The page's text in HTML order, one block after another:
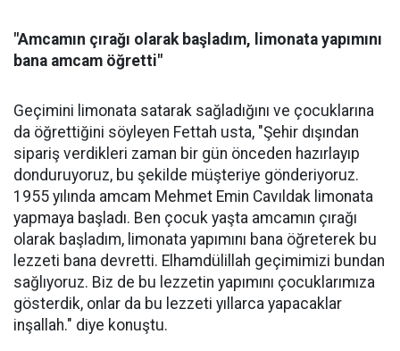
"Amcamın çırağı olarak başladım, limonata yapımını
bana amcam öğretti"
Geçimini limonata satarak sağladığını ve çocuklarına
da öğrettiğini söyleyen Fettah usta, "Şehir dışından
sipariş verdikleri zaman bir gün önceden hazırlayıp
donduruyoruz, bu şekilde müşteriye gönderiyoruz.
1955 yılında amcam Mehmet Emin Cavıldak limonata
yapmaya başladı. Ben çocuk yaşta amcamın çırağı
olarak başladım, limonata yapımını bana öğreterek bu
lezzeti bana devretti. Elhamdülillah geçimimizi bundan
sağlıyoruz. Biz de bu lezzetin yapımını çocuklarımıza
gösterdik, onlar da bu lezzeti yıllarca yapacaklar
inşallah." diye konuştu.